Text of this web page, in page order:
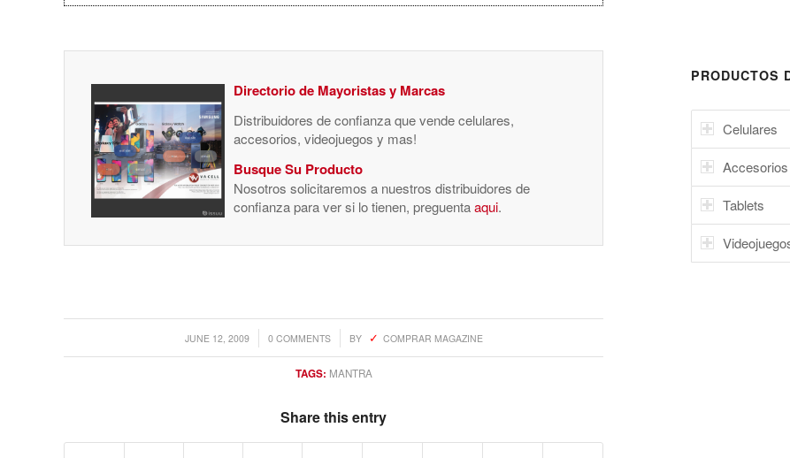
Directorio de Mayoristas y Marcas
Distribuidores de confianza que vende celulares,
accesorios, videojuegos y mas!
Busque Su Producto
Nosotros solicitaremos a nuestros distribuidores de
confianza para ver si lo tienen, preguentaaqui.
JUNE 12, 2009
/ 0 COMMENTS
/ BY COMPRAR MAGAZINE
TAGS: MANTRA
Share this entry
PRODUCTOS
Celulares
Tablets